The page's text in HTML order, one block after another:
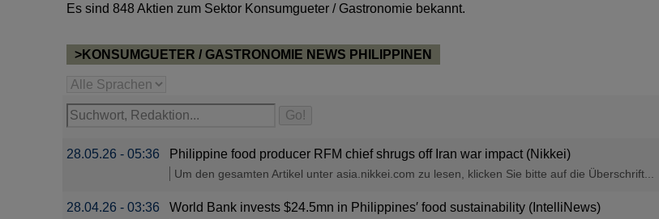
Es sind 848 Aktien zum Sektor Konsumgueter / Gastronomie bekannt.
>KONSUMGUETER / GASTRONOMIE NEWS PHILIPPINEN
28.05.26 - 05:36 Philippine food producer RFM chief shrugs off Iran war impact (Nikkei)
Um den gesamten Artikel unter asia.nikkei.com zu lesen, klicken Sie bitte auf die Überschrift...
28.04.26 - 03:36 World Bank invests $24.5mn in Philippines′ food sustainability (IntelliNews)